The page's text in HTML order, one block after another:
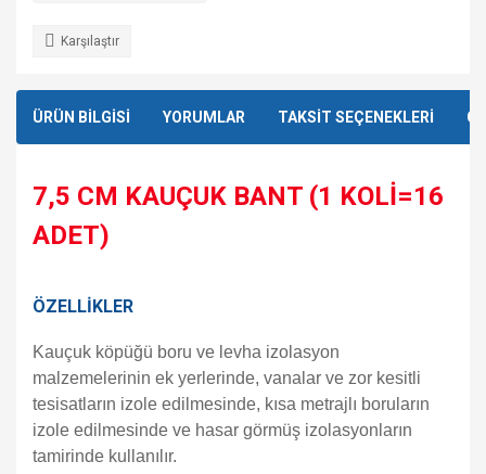
Karşılaştır
ÜRÜN BİLGİSİ YORUMLAR TAKSİT SEÇENEKLERİ
7,5 CM KAUÇUK BANT (1 KOLİ=16
ADET)
ÖZELLİKLER
Kauçuk köpüğü boru ve levha izolasyon
malzemelerinin ek yerlerinde, vanalar ve zor kesitli
tesisatların izole edilmesinde, kısa metrajlı boruların
izole edilmesinde ve hasar görmüş izolasyonların
tamirinde kullanılır.